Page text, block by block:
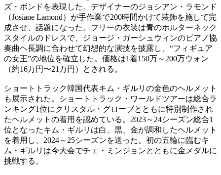
ズ・ボンドを表現した。デザイナーのジョシアン・ラモンド
（Josiane Lamond）が手作業で200時間かけて装飾を施して完
成させ、話題になった。フリーの衣装は青のホルターネック
スタイルのドレスで、ジョージ・ガーシュウィンのピアノ協
奏曲ヘ長調に合わせて幻想的な演技を披露し、“フィギュア
の女王”の地位を確立した。価格は1着150万～200万ウォン
（約16万円〜21万円）とされる。
ショートトラック韓国代表キム・ギルリの金色のヘルメット
も展示された。ショートトラック・ワールドツアーは総合ラ
ンキング1位にクリスタル・グローブとともに特別制作され
たヘルメットの着用を認めている。2023～24シーズン総合1
位となったキム・ギルリは白、黒、金が調和したヘルメット
を着用し、2024～25シーズンを送った。初の五輪に臨むキ
ム・ギルリは今大会でチェ・ミンジョンとともに金メダルに
挑戦する。